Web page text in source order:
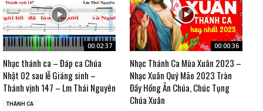
00:02:37
Nhạc thánh ca – Đáp ca Chúa
Nhật 02 sau lễ Giáng sinh –
Thánh vịnh 147 – Lm Thái Nguyên
THÁNH CA
00:00:36
Nhạc Thánh Ca Mùa Xuân 2023 –
Nhạc Xuân Quý Mão 2023 Tràn
Đầy Hồng Ân Chúa, Chúc Tụng
Chúa Xuân